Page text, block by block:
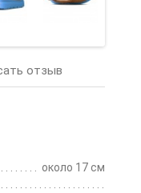
отзыв
около 17 см